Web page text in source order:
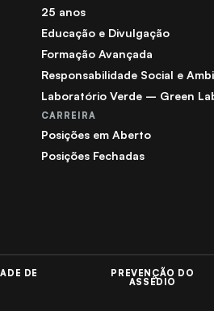
25 anos
Educação e Divulgação
Formação Avançada
Responsabilidade Social e
Laboratório Verde – Green
CARREIRA
Posições em Aberto
Posições Fechadas
DE PREVENÇÃO DO
ASSÉDIO